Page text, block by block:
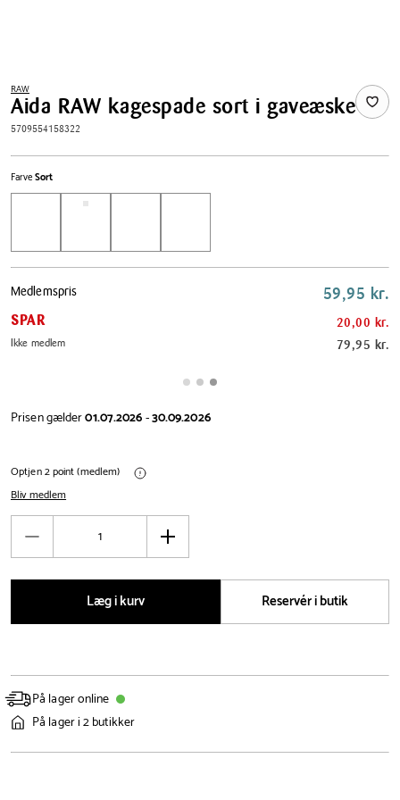
RAW
Aida RAW kagespade sort i gaveæske
5709554158322
FarveSort
Pris
tabel
Medlemspris 59,95 kr.
SPAR 20,00 kr.
Ikke medlem 79,95 kr.
Prisen gælder01.07.2026-30.09.2026
Optjen 2 point (medlem)
Bliv medlem
Antal
Øg
Læg i kurv
Reservér i butik
På lager online
På lager i 2 butikker